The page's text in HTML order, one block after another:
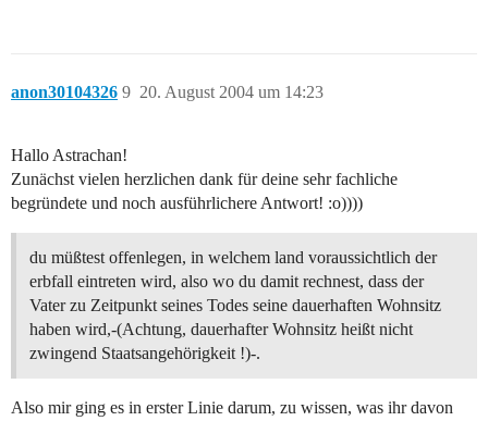
anon30104326 20. August 2004 um 14:23
9
Hallo Astrachan!
Zunächst vielen herzlichen dank für deine sehr fachliche
begründete und noch ausführlichere Antwort! :o))))
du müßtest offenlegen, in welchem land voraussichtlich der
erbfall eintreten wird, also wo du damit rechnest, dass der
Vater zu Zeitpunkt seines Todes seine dauerhaften Wohnsitz
haben wird,-(Achtung, dauerhafter Wohnsitz heißt nicht
zwingend Staatsangehörigkeit !)-.
Also mir ging es in erster Linie darum, zu wissen, was ihr davon